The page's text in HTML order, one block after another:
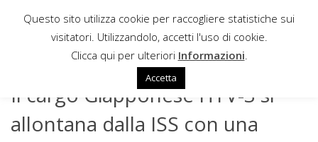
Sotto il contenuto
Il cargo Giapponese HTV-3 si
allontana dalla ISS con una
Questo sito utilizza cookie per raccogliere statistiche sui
visitatori. Utilizzandolo, accetti l'uso di cookie.
Clicca qui per ulteriori Informazioni
Accetta